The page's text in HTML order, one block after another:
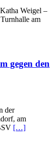
Weigel –
am
gegen den
der
am
[…]